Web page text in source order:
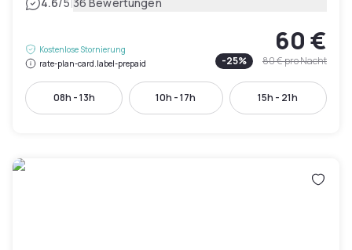
Kostenlose Stornierung
rate-plan-card.label-prepaid
60 €
-25% 80 €pro Nacht
08h - 13h 10h - 17h 15h - 21h